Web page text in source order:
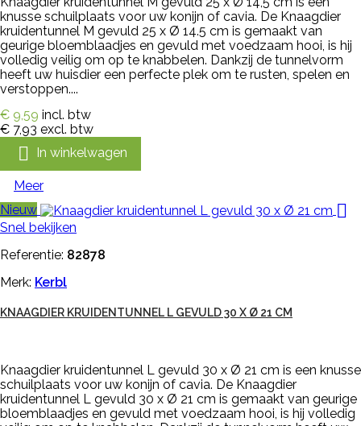
knusse schuilplaats voor uw konijn of cavia. De Knaagdier
kruidentunnel M gevuld 25 x Ø 14.5 cm is gemaakt van
geurige bloemblaadjes en gevuld met voedzaam hooi, is hij
volledig veilig om op te knabbelen. Dankzij de tunnelvorm
heeft uw huisdier een perfecte plek om te rusten, spelen en
verstoppen....
€ 9,59 incl. btw
€ 7,93 excl. btw
 In winkelwagen
Meer
Nieuw

Snel bekijken
Referentie: 82878
Merk: Kerbl
KNAAGDIER KRUIDENTUNNEL L GEVULD 30 X Ø 21 CM
Knaagdier kruidentunnel L gevuld 30 x Ø 21 cm is een knusse
schuilplaats voor uw konijn of cavia. De Knaagdier
kruidentunnel L gevuld 30 x Ø 21 cm is gemaakt van geurige
bloemblaadjes en gevuld met voedzaam hooi, is hij volledig